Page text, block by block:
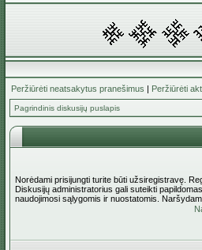
Peržiūrėti neatsakytus pranešimus | Peržiūrėti
Pagrindinis diskusijų puslapis
Norėdami prisijungti turite būti užsiregistravę.
Diskusijų administratorius gali suteikti
naudojimosi sąlygomis ir nuostatomis.